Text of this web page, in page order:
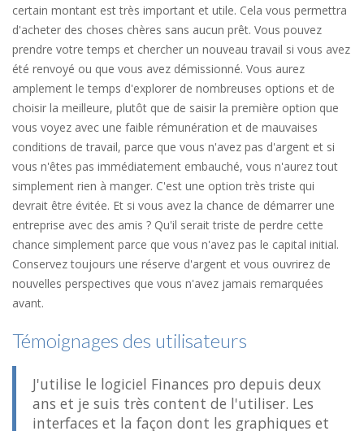
certain montant est très important et utile. Cela vous permettra
d'acheter des choses chères sans aucun prêt. Vous pouvez
prendre votre temps et chercher un nouveau travail si vous avez
été renvoyé ou que vous avez démissionné. Vous aurez
amplement le temps d'explorer de nombreuses options et de
choisir la meilleure, plutôt que de saisir la première option que
vous voyez avec une faible rémunération et de mauvaises
conditions de travail, parce que vous n'avez pas d'argent et si
vous n'êtes pas immédiatement embauché, vous n'aurez tout
simplement rien à manger. C'est une option très triste qui
devrait être évitée. Et si vous avez la chance de démarrer une
entreprise avec des amis ? Qu'il serait triste de perdre cette
chance simplement parce que vous n'avez pas le capital initial.
Conservez toujours une réserve d'argent et vous ouvrirez de
nouvelles perspectives que vous n'avez jamais remarquées
avant.
Témoignages des utilisateurs
J'utilise le logiciel Finances pro depuis deux
ans et je suis très content de l'utiliser. Les
interfaces et la façon dont les graphiques et